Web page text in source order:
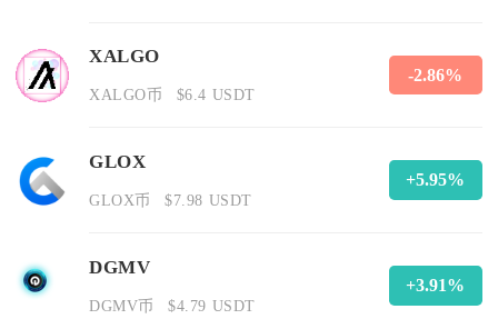
XALGO
XALGO币 $6.4 USDT
-2.86%
GLOX
GLOX币 $7.98 USDT
+5.95%
DGMV
DGMV币 $4.79 USDT
+3.91%